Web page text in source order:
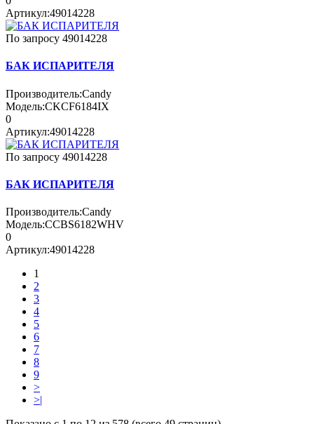
Артикул:49014228
По запросу 49014228
БАК ИСПАРИТЕЛЯ
Производитель:Candy
Модель:CKCF6184IX
0
Артикул:49014228
По запросу 49014228
БАК ИСПАРИТЕЛЯ
Производитель:Candy
Модель:CCBS6182WHV
0
Артикул:49014228
1
2
3
4
5
6
7
8
9
>
>|